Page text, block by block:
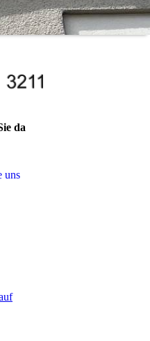
da
uns